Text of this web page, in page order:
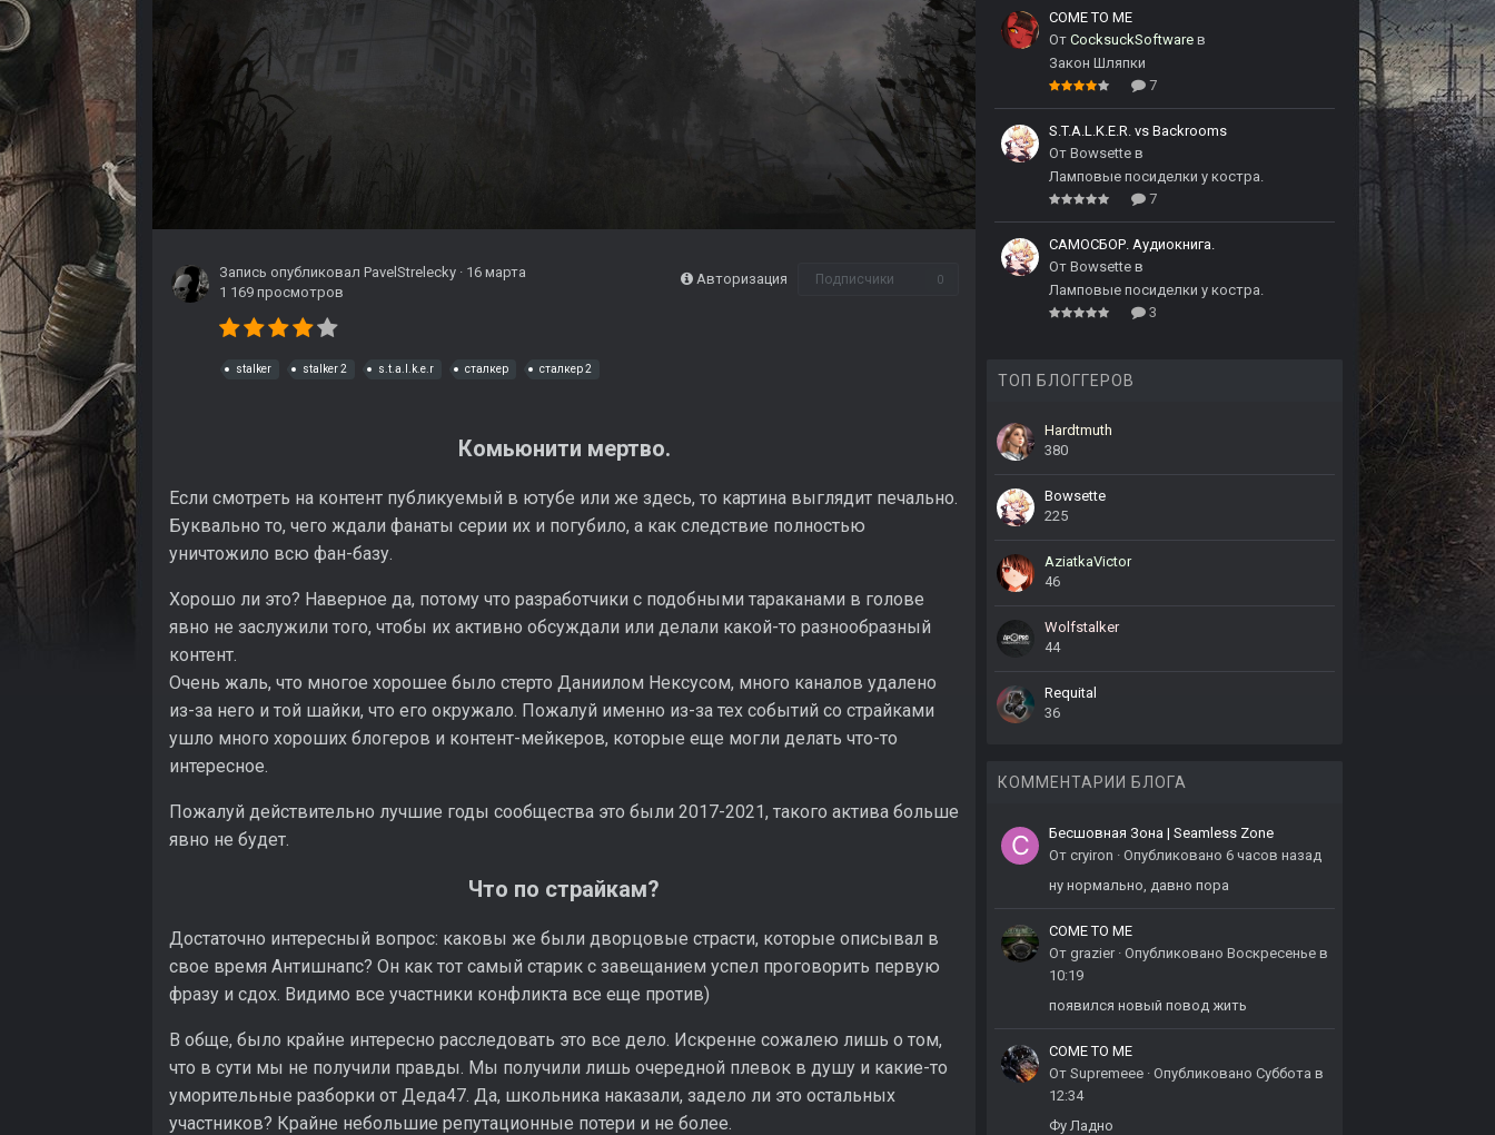
Авторизация Подписчики 0
Запись опубликовал PavelStrelecky · 16 марта
1 169 просмотров
stalker stalker 2 s.t.a.l.k.e.r сталкер сталкер 2
Комьюнити мертво.
Если смотреть на контент публикуемый в ютубе или же здесь, то картина выглядит печально.
Буквально то, чего ждали фанаты серии их и погубило, а как следствие полностью
уничтожило всю фан-базу.
Хорошо ли это? Наверное да, потому что разработчики с подобными тараканами в голове
явно не заслужили того, чтобы их активно обсуждали или делали какой-то разнообразный
контент.
Очень жаль, что многое хорошее было стерто Даниилом Нексусом, много каналов удалено
из-за него и той шайки, что его окружало. Пожалуй именно из-за тех событий со страйками
ушло много хороших блогеров и контент-мейкеров, которые еще могли делать что-то
интересное.
Пожалуй действительно лучшие годы сообщества это были 2017-2021, такого актива больше
явно не будет.
Что по страйкам?
Достаточно интересный вопрос: каковы же были дворцовые страсти, которые описывал в
свое время Антишнапс? Он как тот самый старик с завещанием успел проговорить первую
фразу и сдох. Видимо все участники конфликта все еще против)
В обще, было крайне интересно расследовать это все дело. Искренне сожалею лишь о том,
что в сути мы не получили правды. Мы получили лишь очередной плевок в душу и какие-то
уморительные разборки от Деда47. Да, школьника наказали, задело ли это остальных
участников? Крайне небольшие репутационные потери и не более.
COME TO ME
От CocksuckSoftware в
Закон Шляпки
7
S.T.A.L.K.E.R. vs Backrooms
От Bowsette в
Ламповые посиделки у костра.
7
САМОСБОР. Аудиокнига.
От Bowsette в
Ламповые посиделки у костра.
3
ТОП БЛОГГЕРОВ
Hardtmuth
380
Bowsette
225
AziatkaVictor
46
Wolfstalker
44
Requital
36
КОММЕНТАРИИ БЛОГА
Бесшовная Зона | Seamless Zone
От cryiron · Опубликовано 6 часов назад
ну нормально, давно пора
COME TO ME
От grazier · Опубликовано Воскресенье в
10:19
появился новый повод жить
COME TO ME
От Supremeee · Опубликовано Суббота в
12:34
Фу Ладно